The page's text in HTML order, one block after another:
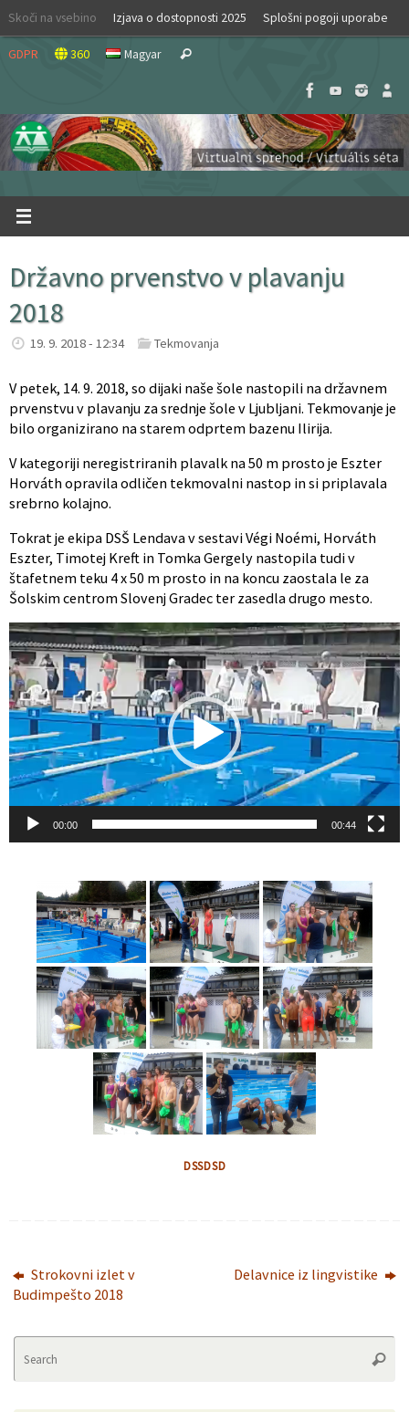
Skip
content
Skoči na vsebino Izjava o dostopnosti 2025 Splošni pogoji uporabe
GDPR 360 Magyar Search
Državno prvenstvo v plavanju
2018
19. 9. 2018 - 12:34 Tekmovanja
V petek, 14. 9. 2018, so dijaki naše šole nastopili na državnem
prvenstvu v plavanju za srednje šole v Ljubljani. Tekmovanje je
bilo organizirano na starem odprtem bazenu Ilirija.
V kategoriji neregistriranih plavalk na 50 m prosto je Eszter
Horváth opravila odličen tekmovalni nastop in si priplavala
srebrno kolajno.
Tokrat je ekipa DSŠ Lendava v sestavi Végi Noémi, Horváth
Eszter, Timotej Kreft in Tomka Gergely nastopila tudi v
štafetnem teku 4 x 50 m prosto in na koncu zaostala le za
Šolskim centrom Slovenj Gradec ter zasedla drugo mesto.
Video
Player
00:00 00:44
DSSDSD
Strokovni izlet v
Budimpešto 2018
Delavnice iz lingvistike